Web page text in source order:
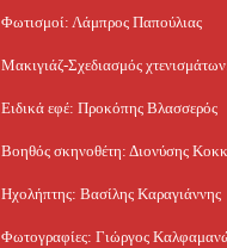
Φωτισμοί: Λάμπρος Παπούλιας
Μακιγιάζ-Σχεδιασμός
Ειδικά εφέ: Προκόπης Βλασσερός
Βοηθός σκηνοθέτη: Διονύσης
Ηχολήπτης: Βασίλης Καραγιάννης
Φωτογραφίες: Γιώργος